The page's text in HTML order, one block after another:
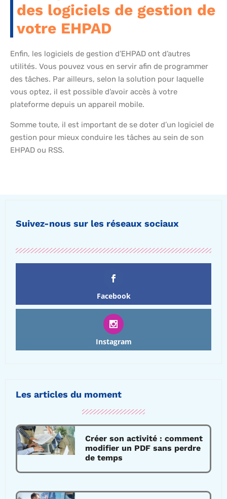
des logiciels de gestion de
votre EHPAD
Enfin, les logiciels de gestion d’EHPAD ont d’autres
utilités. Vous pouvez vous en servir afin de programmer
des tâches. Par ailleurs, selon la solution pour laquelle
vous optez, il est possible d’avoir accès à votre
plateforme depuis un appareil mobile.
Somme toute, il est important de se doter d’un logiciel de
gestion pour mieux conduire les tâches au sein de son
EHPAD ou RSS.
Suivez-nous sur les réseaux sociaux
Facebook
Instagram
Les articles du moment
Créer son activité : comment
modifier un PDF sans perdre
de temps